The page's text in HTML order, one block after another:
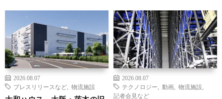
2026.08.07
プレスリリースなど
物流施設
2026.08.07
テクノロジー
動画 物流施設
記者会見など